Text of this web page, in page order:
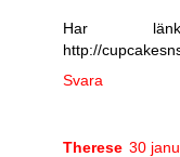
Har
http://
Svara
Therese 30